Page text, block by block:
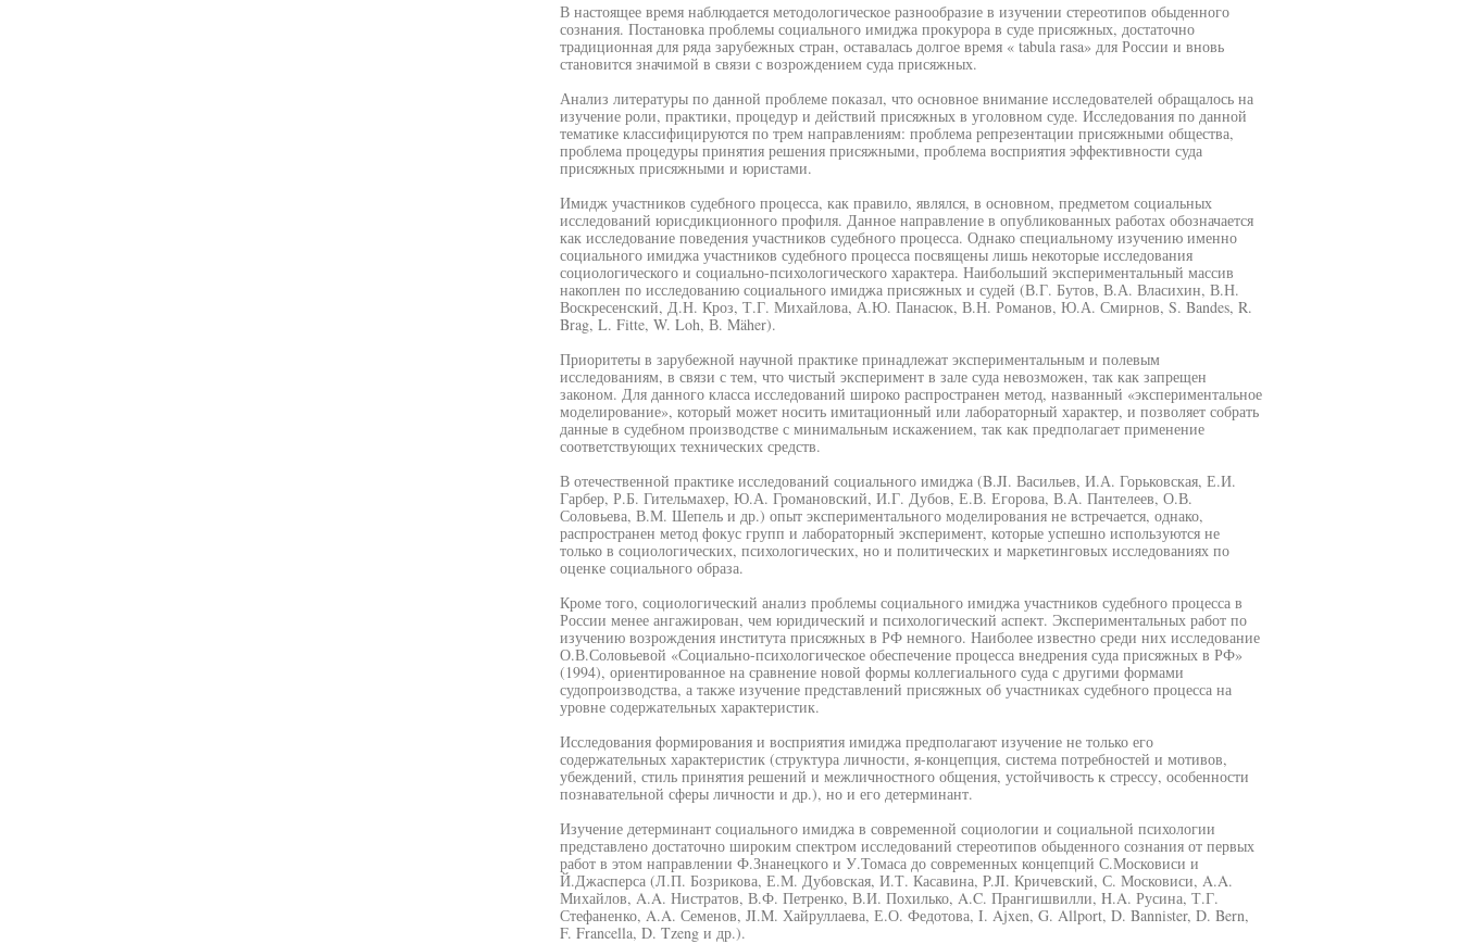
В настоящее время наблюдается методологическое разнообразие в изучении стереотипов обыденного
сознания. Постановка проблемы социального имиджа прокурора в суде присяжных, достаточно
традиционная для ряда зарубежных стран, оставалась долгое время « tabula rasa» для России и вновь
становится значимой в связи с возрождением суда присяжных.
Анализ литературы по данной проблеме показал, что основное внимание исследователей обращалось на
изучение роли, практики, процедур и действий присяжных в уголовном суде. Исследования по данной
тематике классифицируются по трем направлениям: проблема репрезентации присяжными общества,
проблема процедуры принятия решения присяжными, проблема восприятия эффективности суда
присяжных присяжными и юристами.
Имидж участников судебного процесса, как правило, являлся, в основном, предметом социальных
исследований юрисдикционного профиля. Данное направление в опубликованных работах обозначается
как исследование поведения участников судебного процесса. Однако специальному изучению именно
социального имиджа участников судебного процесса посвящены лишь некоторые исследования
социологического и социально-психологического характера. Наибольший экспериментальный массив
накоплен по исследованию социального имиджа присяжных и судей (В.Г. Бутов, В.А. Власихин, В.Н.
Воскресенский, Д.Н. Кроз, Т.Г. Михайлова, А.Ю. Панасюк, В.Н. Романов, Ю.А. Смирнов, S. Bandes, R.
Brag, L. Fitte, W. Loh, В. Mäher).
Приоритеты в зарубежной научной практике принадлежат экспериментальным и полевым
исследованиям, в связи с тем, что чистый эксперимент в зале суда невозможен, так как запрещен
законом. Для данного класса исследований широко распространен метод, названный «экспериментальное
моделирование», который может носить имитационный или лабораторный характер, и позволяет собрать
данные в судебном производстве с минимальным искажением, так как предполагает применение
соответствующих технических средств.
В отечественной практике исследований социального имиджа (B.JI. Васильев, И.А. Горьковская, Е.И.
Гарбер, Р.Б. Гительмахер, Ю.А. Громановский, И.Г. Дубов, Е.В. Егорова, В.А. Пантелеев, О.В.
Соловьева, В.М. Шепель и др.) опыт экспериментального моделирования не встречается, однако,
распространен метод фокус групп и лабораторный эксперимент, которые успешно используются не
только в социологических, психологических, но и политических и маркетинговых исследованиях по
оценке социального образа.
Кроме того, социологический анализ проблемы социального имиджа участников судебного процесса в
России менее ангажирован, чем юридический и психологический аспект. Экспериментальных работ по
изучению возрождения института присяжных в РФ немного. Наиболее известно среди них исследование
О.В.Соловьевой «Социально-психологическое обеспечение процесса внедрения суда присяжных в РФ»
(1994), ориентированное на сравнение новой формы коллегиального суда с другими формами
судопроизводства, а также изучение представлений присяжных об участниках судебного процесса на
уровне содержательных характеристик.
Исследования формирования и восприятия имиджа предполагают изучение не только его
содержательных характеристик (структура личности, я-концепция, система потребностей и мотивов,
убеждений, стиль принятия решений и межличностного общения, устойчивость к стрессу, особенности
познавательной сферы личности и др.), но и его детерминант.
Изучение детерминант социального имиджа в современной социологии и социальной психологии
представлено достаточно широким спектром исследований стереотипов обыденного сознания от первых
работ в этом направлении Ф.Знанецкого и У.Томаса до современных концепций С.Московиси и
Й.Джасперса (Л.П. Бозрикова, Е.М. Дубовская, И.Т. Касавина, P.JI. Кричевский, С. Московиси, A.A.
Михайлов, A.A. Нистратов, В.Ф. Петренко, В.И. Похилько, A.C. Прангишвилли, H.A. Русина, Т.Г.
Стефаненко, A.A. Семенов, JI.M. Хайруллаева, Е.О. Федотова, I. Ajxen, G. Allport, D. Bannister, D. Bern,
F. Francella, D. Tzeng и др.).